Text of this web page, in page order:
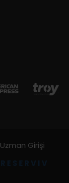
Uzman Girişi